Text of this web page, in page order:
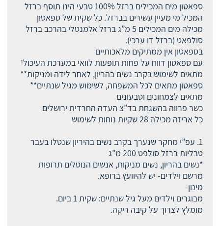
ספאטון מים המכילים ברזל 100% טבעי הינו תוסף ברזל
המכיל מי מעיין עשירים בברזל. כל שקית של ספאטון
מכילה מים המכילים 5 מ”ג ברזל אלמנטלי בהרכב ברזל
סולפאט (ברזל דו ערכי).
בספאטון אין ממתיקים מלאכותיים
עם ספאטון דווח על פחות תופעות לוואי במערכת העיכול¹
מתאים לשימוש בקרב נשים בהריון, לאחר לידה ומניקות**
ספאטון מתאים לכל המשפחה, לשימוש מגיל שנתיים**
מתאים לצמחונים וטבעונים
כשר פרווה בהשגחת בד”צ העדה החרדית ירושלים
כל אריזה מכילה 28 שקיות נוחות לשימוש
1. עפ”י מחקר שנערך בקרב נשים בהיריון שנטלו בעבר
טבליות ברזל סולפט 200 מ”ג
*נשים בהריון, נשים מניקות, אנשים הנוטלים תרופות
מרשם וילדים- יש להיוועץ ברופא.
מינון-
מבוגרים וילדים מעל גיל שנתיים: שקית 1 ביום.
מומלץ לצרוך על קיבה ריקה.